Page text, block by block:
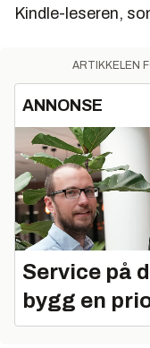
Kindle-leseren,
ARTIKKELEN
ANNONSE
Service på
bygg en